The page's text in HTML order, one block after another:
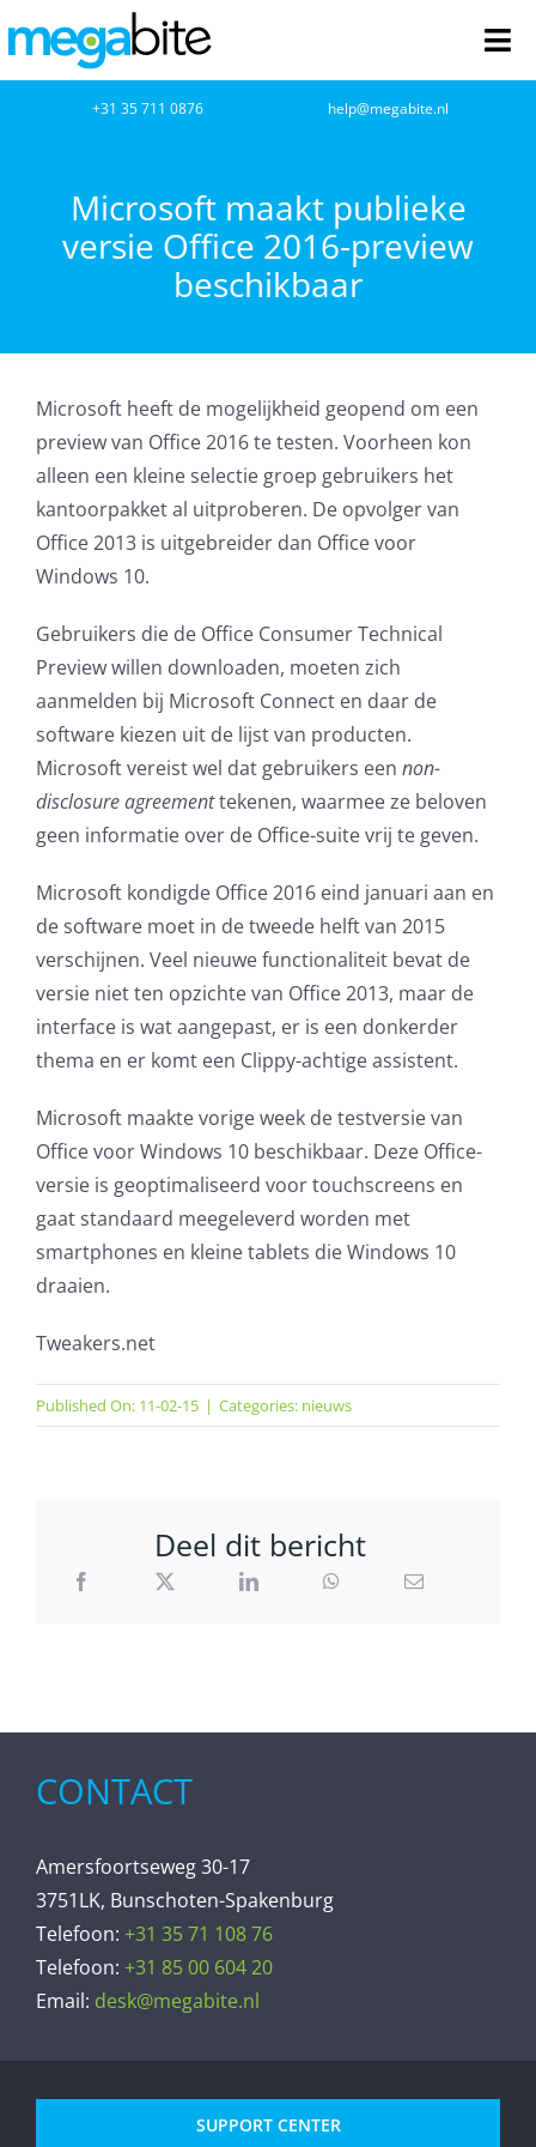
naar
inhoud
Netwerkbeheer
VOIP
Microsoft NCE
AVG
Office365
Glasvezelverbindingen
Microsoft software licenties
SLA overeenkomsten
Remote Help
WordPress SLA Contract
Contact
+31 35 711 0876 help@megabite.nl
Microsoft maakt publieke
versie Office 2016-preview
beschikbaar
Microsoft heeft de mogelijkheid geopend om een
preview van Office 2016 te testen. Voorheen kon
alleen een kleine selectie groep gebruikers het
kantoorpakket al uitproberen. De opvolger van
Office 2013 is uitgebreider dan Office voor
Windows 10.
Gebruikers die de Office Consumer Technical
Preview willen downloaden, moeten zich
aanmelden bij Microsoft Connect en daar de
software kiezen uit de lijst van producten.
Microsoft vereist wel dat gebruikers een non-
disclosure agreementtekenen, waarmee ze beloven
geen informatie over de Office-suite vrij te geven.
Microsoft kondigde Office 2016 eind januari aan en
de software moet in de tweede helft van 2015
verschijnen. Veel nieuwe functionaliteit bevat de
versie niet ten opzichte van Office 2013, maar de
interface is wat aangepast, er is een donkerder
thema en er komt een Clippy-achtige assistent.
Microsoft maakte vorige week de testversie van
Office voor Windows 10 beschikbaar. Deze Office-
versie is geoptimaliseerd voor touchscreens en
gaat standaard meegeleverd worden met
smartphones en kleine tablets die Windows 10
draaien.
Tweakers.net
Published On: 11-02-15 | Categories: nieuws
Deel dit bericht
CONTACT
Amersfoortseweg 30-17
3751LK, Bunschoten-Spakenburg
Telefoon: +31 35 71 108 76
Telefoon: +31 85 00 604 20
Email: desk@megabite.nl
SUPPORT CENTER